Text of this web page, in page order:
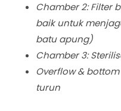
Chamber 2: Filter
baik untuk
batu apung)
Chamber 3:
Overflow &
turun